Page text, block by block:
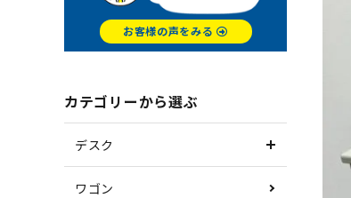
お客様の声をみる
カテゴリーから選ぶ
デスク
ワゴン